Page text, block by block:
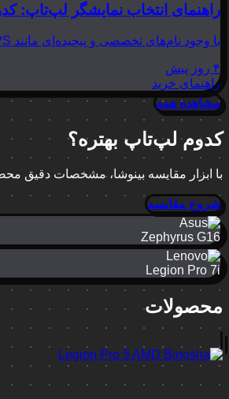
راهنمای انتخاب نمایشگر لپ‌تاپ:
با وجود نام‌های تخصصی و پیچیده‌ای مانند TN، IPS یا OLED در مشخصات لپ‌تاپ‌ها، انتخاب نمایشگر مناسب می‌تواند بسیار گیج‌کننده باشد. در این مقاله از بینوشا، قصد داریم به زبانی…
۴ روز پیش
راهنمای خرید
مشاهده همه
کدوم لپ‌تاپ بهتره؟
با ابزار مقایسه بینوشا، مشخصات دقیق
شروع مقایسه
Zephyrus G16
Legion Pro 7i
محصولات